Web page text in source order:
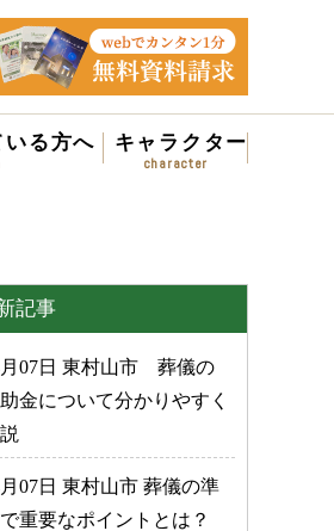
いる方へ キャラクター
記事
07日 東村山市 葬儀の
金について分かりやすく
07日 東村山市 葬儀の準
重要なポイントとは？